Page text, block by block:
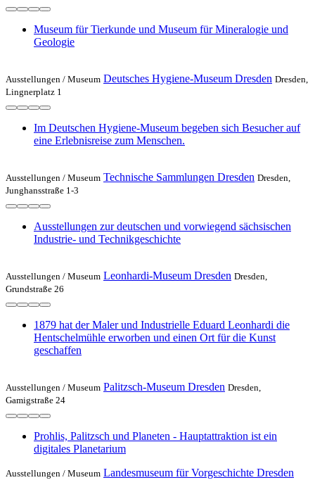
Museum für Tierkunde und Museum für Mineralogie und
Geologie
Ausstellungen / Museum Deutsches Hygiene-Museum Dresden Dresden,
Lingnerplatz 1
Im Deutschen Hygiene-Museum begeben sich Besucher auf
eine Erlebnisreise zum Menschen.
Ausstellungen / Museum Technische Sammlungen Dresden Dresden,
Junghansstraße 1-3
Ausstellungen zur deutschen und vorwiegend sächsischen
Industrie- und Technikgeschichte
Ausstellungen / Museum Leonhardi-Museum Dresden Dresden,
Grundstraße 26
1879 hat der Maler und Industrielle Eduard Leonhardi die
Hentschelmühle erworben und einen Ort für die Kunst
geschaffen
Ausstellungen / Museum Palitzsch-Museum Dresden Dresden,
Gamigstraße 24
Prohlis, Palitzsch und Planeten - Hauptattraktion ist ein
digitales Planetarium
Ausstellungen / Museum Landesmuseum für Vorgeschichte Dresden